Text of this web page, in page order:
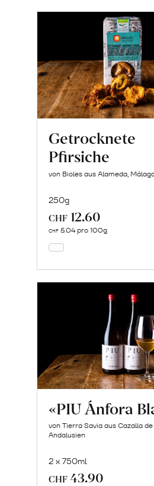
Getrocknete
Pfirsiche
von Bioles aus Alameda,
250g
CHF 12.60
CHF 5.04 pro 100g
«PIU Ánfora
von Tierra Savia aus Cazalla de
Andalusien
2 x 750ml
CHF 43.90